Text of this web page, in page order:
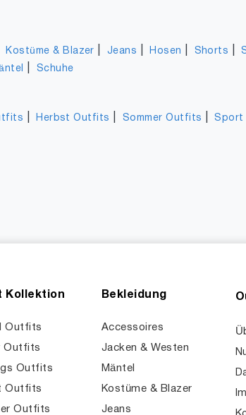
Kostüme & Blazer Jeans Hosen Shorts |
Schuhe
Herbst Outfits Sommer Outfits |Sport
Kollektion
Outfits
Outfits
Outfits
Outfits
Outfits
Bekleidung
Accessoires
Jacken & Westen
Mäntel
Kostüme & Blazer
Jeans